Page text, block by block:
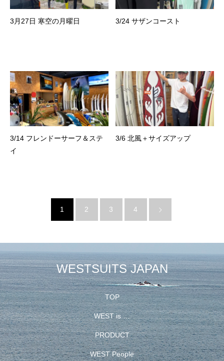
3月27日 寒空の月曜日 3/24 サザンコースト
3/14 フレンドーサーフ＆ステ
イ
3/6 北風＋サイズアップ
1 2 3 4
WESTSUITS JAPAN
TOP
WEST is …
PRODUCT
WEST People